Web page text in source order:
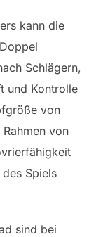
kann die
Schlägern,
und Kontrolle
von
von
Spiels
sind bei